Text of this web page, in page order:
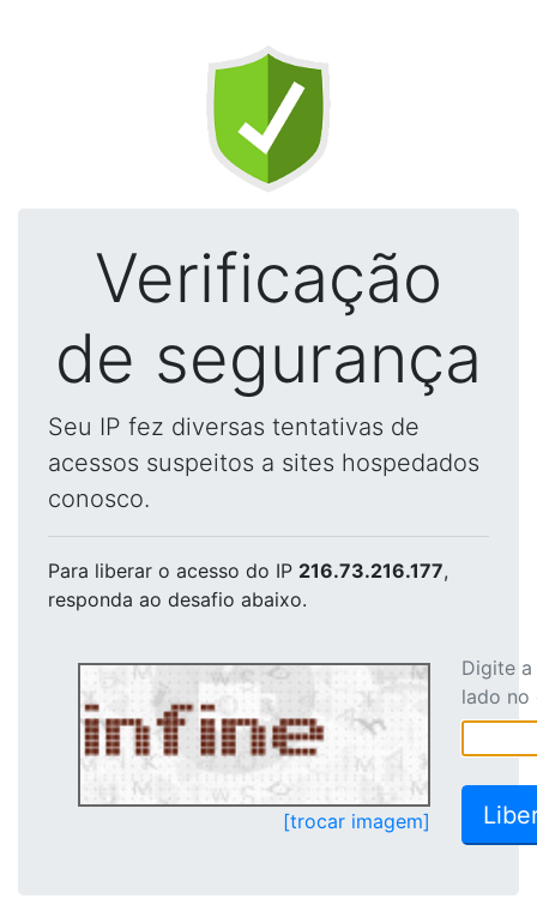
Verificação
de segurança
Seu IP fez diversas tentativas de
acessos suspeitos a sites hospedados
conosco.
Para liberar o acesso do IP 216.73.216.177,
responda ao desafio abaixo.
[trocar imagem]
Digite
lado no